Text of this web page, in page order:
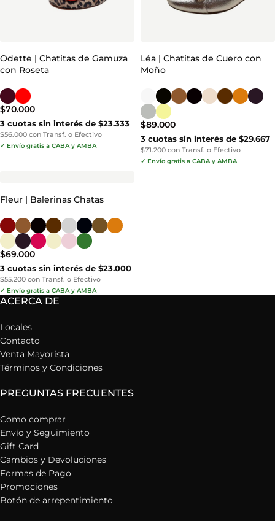
Odette | Chatitas de Gamuza
con Roseta
$70.000
3 cuotas sin interés de $23.333
$56.000 con Transf. o Efectivo
✓ Envío gratis a CABA y AMBA
Léa | Chatitas de Cuero con
Moño
$89.000
3 cuotas sin interés de $29.667
$71.200 con Transf. o Efectivo
✓ Envío gratis a CABA y AMBA
Fleur | Balerinas Chatas
$69.000
3 cuotas sin interés de $23.000
$55.200 con Transf. o Efectivo
✓ Envío gratis a CABA y AMBA
ACERCA DE
Locales
Contacto
Venta Mayorista
Términos y Condiciones
PREGUNTAS FRECUENTES
Como comprar
Envío y Seguimiento
Gift Card
Cambios y Devoluciones
Formas de Pago
Promociones
Botón de arrepentimiento